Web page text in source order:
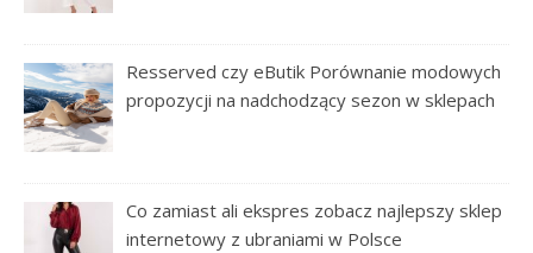
Resserved czy eButik Porównanie modowych
propozycji na nadchodzący sezon w sklepach
Co zamiast ali ekspres zobacz najlepszy sklep
internetowy z ubraniami w Polsce